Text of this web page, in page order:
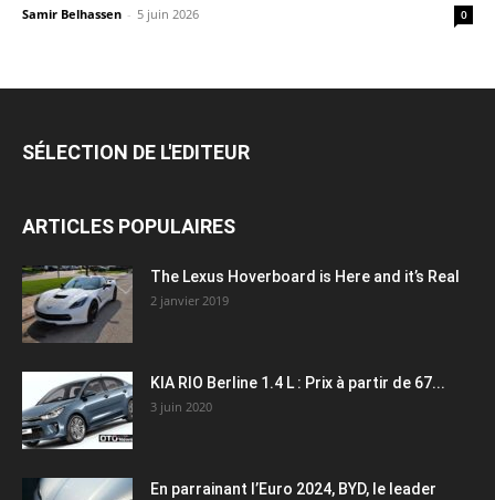
Samir Belhassen - 5 juin 2026 0
SÉLECTION DE L'EDITEUR
ARTICLES POPULAIRES
The Lexus Hoverboard is Here and it’s Real
2 janvier 2019
KIA RIO Berline 1.4 L : Prix à partir de 67...
3 juin 2020
En parrainant l’Euro 2024, BYD, le leader